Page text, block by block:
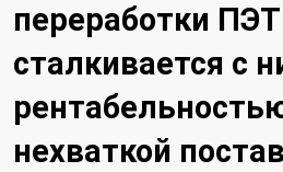
переработки ПЭТ
сталкивается с
нехваткой